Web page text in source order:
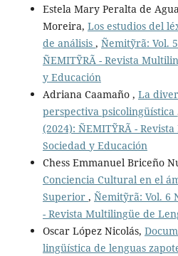
Estela Mary Peralta de
Moreira, Los estudios del
de análisis , Ñemitỹrã: Vol.
ÑEMITỸRÃ - Revista
y Educación
Adriana Caamaño , La
perspectiva psicolingüística
(2024): ÑEMITỸRÃ -
Sociedad y Educación
Chess Emmanuel Briceño
Conciencia Cultural en el
Superior , Ñemitỹrã: Vol. 6
- Revista Multilingüe de
Oscar López Nicolás,
lingüística de lenguas